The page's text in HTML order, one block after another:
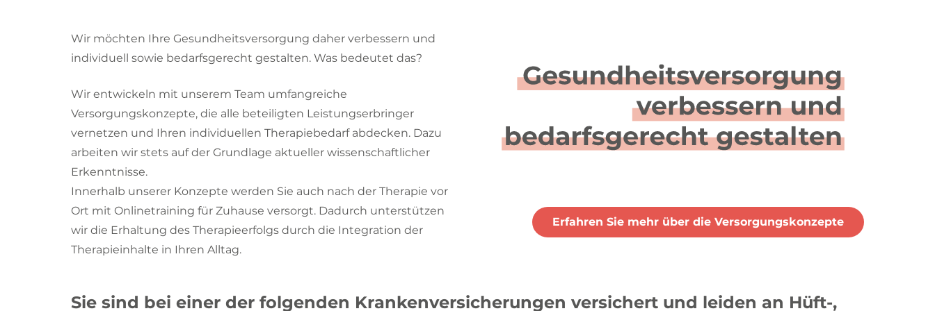
Wir möchten Ihre Gesundheitsversorgung daher verbessern und
individuell sowie bedarfsgerecht gestalten. Was bedeutet das?
Wir entwickeln mit unserem Team umfangreiche
Versorgungskonzepte, die alle beteiligten Leistungserbringer
vernetzen und Ihren individuellen Therapiebedarf abdecken. Dazu
arbeiten wir stets auf der Grundlage aktueller wissenschaftlicher
Erkenntnisse.
Innerhalb unserer Konzepte werden Sie auch nach der Therapie vor
Ort mit Onlinetraining für Zuhause versorgt. Dadurch unterstützen
wir die Erhaltung des Therapieerfolgs durch die Integration der
Therapieinhalte in Ihren Alltag.
Erfahren Sie mehr über die Versorgungskonzepte
Sie sind bei einer der folgenden Krankenversicherungen versichert und leiden an Hüft-,